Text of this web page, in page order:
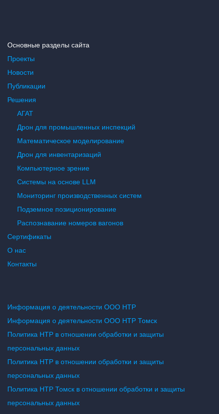
Основные разделы сайта
Проекты
Новости
Публикации
Решения
АГАТ
Дрон для промышленных инспекций
Математическое моделирование
Дрон для инвентаризаций
Компьютерное зрение
Системы на основе LLM
Мониторинг производственных систем
Подземное позиционирование
Распознавание номеров вагонов
Сертификаты
О нас
Контакты
Информация о деятельности ООО НТР
Информация о деятельности ООО НТР Томск
Политика НТР в отношении обработки и защиты
персональных данных
Политика НТР в отношении обработки и защиты
персональных данных
Политика НТР Томск в отношении обработки и защиты
персональных данных